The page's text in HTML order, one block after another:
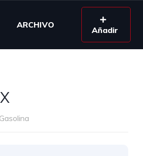
ARCHIVO
Añadir
Gasolina